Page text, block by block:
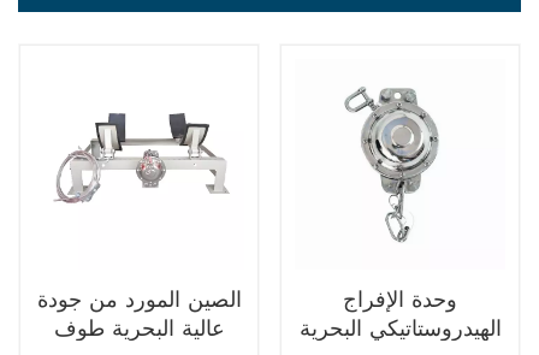
الصين المورد من جودة
عالية البحرية طوف
وحدة الإفراج
الهيدروستاتيكي البحرية